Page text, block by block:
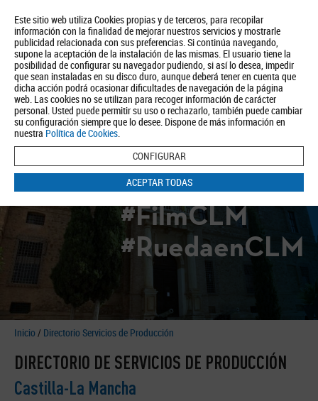
Este sitio web utiliza Cookies propias y de terceros, para recopilar
información con la finalidad de mejorar nuestros servicios y mostrarle
publicidad relacionada con sus preferencias. Si continúa navegando,
supone la aceptación de la instalación de las mismas. El usuario tiene la
posibilidad de configurar su navegador pudiendo, si así lo desea, impedir
que sean instaladas en su disco duro, aunque deberá tener en cuenta que
dicha acción podrá ocasionar dificultades de navegación de la página
web. Las cookies no se utilizan para recoger información de carácter
personal. Usted puede permitir su uso o rechazarlo, también puede cambiar
su configuración siempre que lo desee. Dispone de más información en
nuestra Política de Cookies.
CONFIGURAR
ACEPTAR TODAS
Quiénes somos Turismo Política de Privacidad Aviso Legal
Política de Cookies
BUSCAR
#FilmCLM
#RuedaenCLM
Inicio / Directorio Servicios de Producción
DIRECTORIO DE SERVICIOS DE PRODUCCIÓN
Castilla-La Mancha